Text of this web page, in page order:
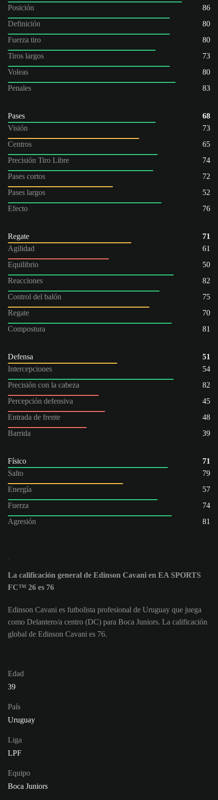
Posición
86
Definición
80
Fuerza tiro
80
Tiros largos
73
Voleas
80
Penales
83
Pases
68
Visión
73
Centros
65
Precisión Tiro Libre
74
Pases cortos
72
Pases largos
52
Efecto
76
Regate
71
Agilidad
61
Equilibrio
50
Reacciones
82
Control del balón
75
Regate
70
Compostura
81
Defensa
51
Intercepciones
54
Precisión con la cabeza
82
Percepción defensiva
45
Entrada de frente
48
Barrida
39
Físico
71
Salto
79
Energía
57
Fuerza
74
Agresión
81
La calificación general de Edinson Cavani en EA SPORTS
FC™ 26 es 76
Edinson Cavani es futbolista profesional de Uruguay que juega
como Delantero/a centro (DC) para Boca Juniors. La calificación
global de Edinson Cavani es 76.
Edad
39
País
Uruguay
Liga
LPF
Equipo
Boca Juniors